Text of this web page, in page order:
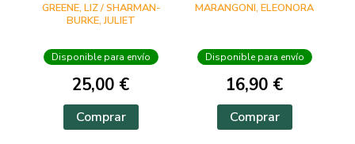
GREENE, LIZ / SHARMAN-
BURKE, JULIET
Disponible para envío
25,00 €
Comprar
MARANGONI, ELEONORA
Disponible para envío
16,90 €
Comprar